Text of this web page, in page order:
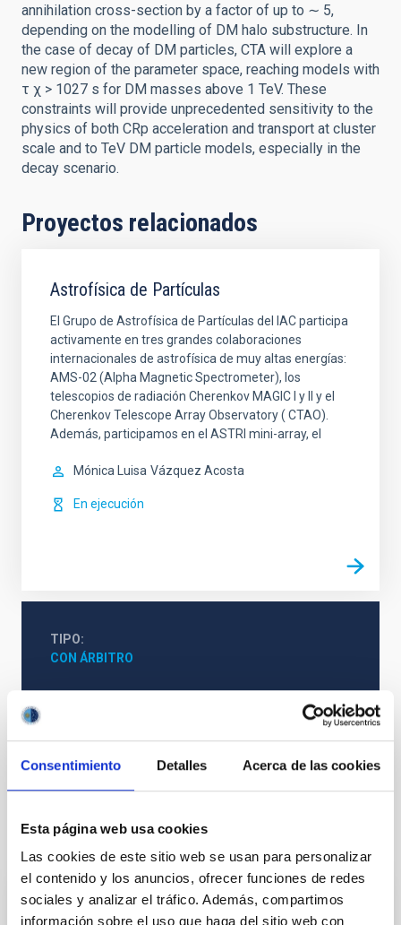
Consentimiento Detalles Acerca de las cookies
Esta página web usa cookies
Las cookies de este sitio web se usan para personalizar
el contenido y los anuncios, ofrecer funciones de redes
sociales y analizar el tráfico. Además, compartimos
información sobre el uso que haga del sitio web con
annihilation cross-section by a factor of up to ∼ 5,
depending on the modelling of DM halo substructure. In
the case of decay of DM particles, CTA will explore a
new region of the parameter space, reaching models with
τ χ > 1027 s for DM masses above 1 TeV. These
constraints will provide unprecedented sensitivity to the
physics of both CRp acceleration and transport at cluster
scale and to TeV DM particle models, especially in the
decay scenario.
Proyectos relacionados
Astrofísica de Partículas
El Grupo de Astrofísica de Partículas del IAC participa
activamente en tres grandes colaboraciones
internacionales de astrofísica de muy altas energías:
AMS-02 (Alpha Magnetic Spectrometer), los
telescopios de radiación Cherenkov MAGIC I y II y el
Cherenkov Telescope Array Observatory ( CTAO).
Además, participamos en el ASTRI mini-array, el
Mónica Luisa Vázquez Acosta
En ejecución
TIPO
CON ÁRBITRO
Cosmología y Astropartículas (CYA)
Cúmulos de galaxias
Te puede interesar
CON ÁRBITRO